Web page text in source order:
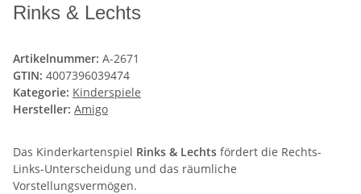
Rinks & Lechts
Artikelnummer: A-2671
GTIN: 4007396039474
Kategorie: Kinderspiele
Hersteller: Amigo
Das Kinderkartenspiel Rinks & Lechts fördert die Rechts-
Links-Unterscheidung und das räumliche
Vorstellungsvermögen.